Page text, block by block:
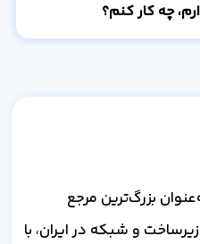
چه کار کنم؟
بزرگ‌ترین مرجع
و شبکه در ایران، با